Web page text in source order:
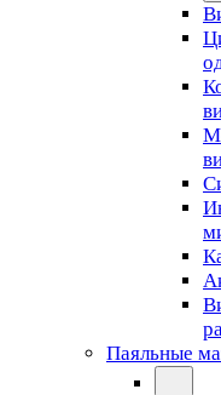
Паяльные